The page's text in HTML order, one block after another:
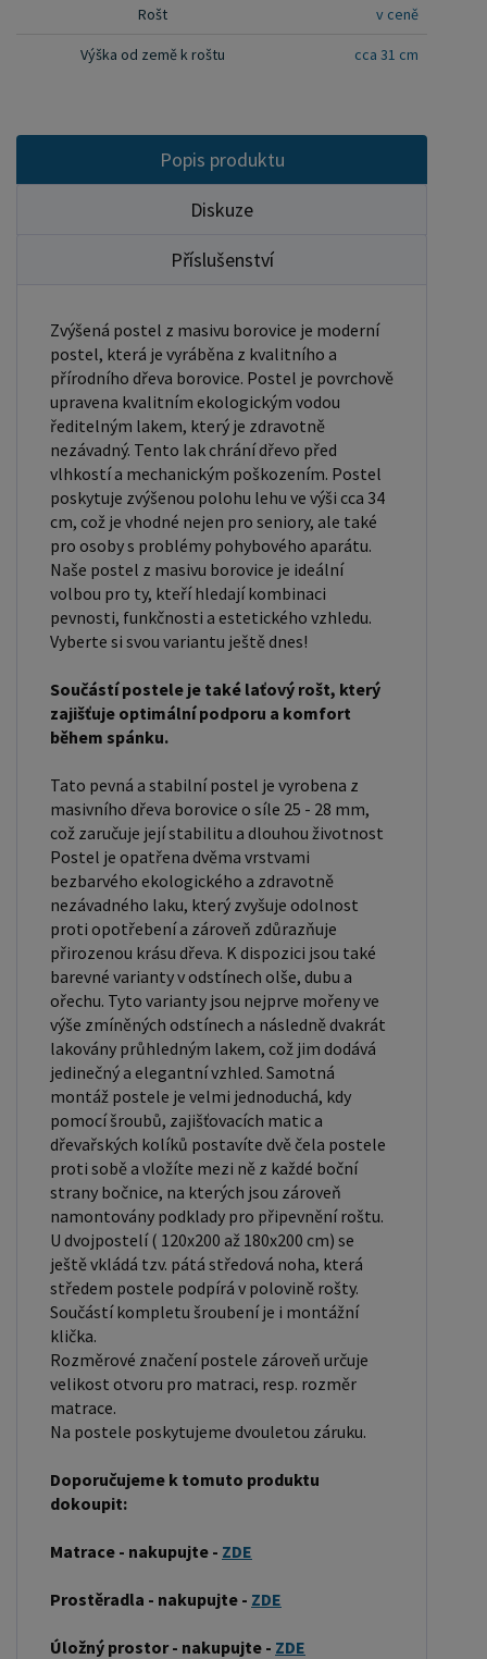
zajišťovacích matic a dřevařských kolíků postavíte
dvě čela postele proti sobě a vložíte mezi ně z
roštu. U dvojpostelí ( 120x200 až 180x200 cm) se
ještě vkládá tzv. pátá středová noha, která
středem postele podpírá v polovině rošty. Součástí
Rozměrové značení postele zároveň určuje
Na postele poskytujeme dvouletou záruku.
Doporučujeme k tomuto produktu dokoupit:
Matrace - nakupujte - ZDE Prostěradla - nakupujte
- ZDE Úložný prostor - nakupujte - ZDE Noční
stolky, komody atd. - nakupujte - ZDE Přikrývky,
polštáře, chrániče, toppery - nakupujte - ZDE
Rozměry postele: Rozměry postele jsou klíčové
pro pohodlí a funkčnost ložnice. Výška postele by
měla být taková, abyste mohli snadno vstávat a
lehat. Rozměry postele mohou ovlivnit celkový
vzhled a funkčnost vaší ložnice. V naší nabídce
naleznete i postele zvýšené. To je obzvláště
pohyblivostí. Rozměry postele 80x200 cm a
90x200 cm jsou obecně považovány za standardní
pro jednotlivce a najdou uplatnění v ložnici,
studentském pokoji, pokoji pro hosty a dalších
pokojích. Námi nabízené postele, lze doplnit
matrací, nočními stolky, komodou, skříní i úložným
prostorem. Postele o rozměru 120x200 cm a
140x200 cm jsou považovány za velmi komfortní
jednolůžka. Tento rozměr postele je ideální pro
jednotlivce, kteří hledají více prostoru než
standardní jednolůžko nabízí. Rozměry postele
160x200 cm a 180x200 cm jsou považovány za
standardní pro dvoulůžkovou postel. Před
nákupem postele se ujistěte, že máte dostatek
místa ve své ložnici. Materiál postele: Masiv
borovice je typ dřeva, který je známý svou dobrou
pevností a dlouhou trvanlivostí. Borovicové dřevo
se řadí mezi měkké dřeviny. Je o malinko tvrdší
než masivní smrk, ale lépe se opracovává.
Borovicové dřevo vyniká krásnou barvou a
okouzlující kresbou. Má světlou barvu, která díky
obsahu jádra místy přechází až do oranžovo
hnědého nebo načervenalého odstínu. Tento
materiál je často používán v nábytkářství,
například pro výrobu postelí nebo knihoven.
přírodní vzhled a trvanlivost. Typ postele: Klasická
postel je typ postele, který se skládá ze tří
základních částí: rámu, roštu a matrace. Rám
včetně dřeva, kovu nebo laminátu. Do rámu se
vkládá rošt. Matrace je položena na rošt a může
Rošt v ceně
Výška od země k roštu cca 31 cm
Popis produktu
Diskuze
Příslušenství
Zvýšená postel z masivu borovice je moderní
postel, která je vyráběna z kvalitního a
přírodního dřeva borovice. Postel je povrchově
upravena kvalitním ekologickým vodou
ředitelným lakem, který je zdravotně
nezávadný. Tento lak chrání dřevo před
vlhkostí a mechanickým poškozením. Postel
poskytuje zvýšenou polohu lehu ve výši cca 34
cm, což je vhodné nejen pro seniory, ale také
pro osoby s problémy pohybového aparátu.
Naše postel z masivu borovice je ideální
volbou pro ty, kteří hledají kombinaci
pevnosti, funkčnosti a estetického vzhledu.
Vyberte si svou variantu ještě dnes!
Součástí postele je také laťový rošt, který
zajišťuje optimální podporu a komfort
během spánku.
Tato pevná a stabilní postel je vyrobena z
masivního dřeva borovice o síle 25 - 28 mm,
což zaručuje její stabilitu a dlouhou životnost
Postel je opatřena dvěma vrstvami
bezbarvého ekologického a zdravotně
nezávadného laku, který zvyšuje odolnost
proti opotřebení a zároveň zdůrazňuje
přirozenou krásu dřeva. K dispozici jsou také
barevné varianty v odstínech olše, dubu a
ořechu. Tyto varianty jsou nejprve mořeny ve
výše zmíněných odstínech a následně dvakrát
lakovány průhledným lakem, což jim dodává
jedinečný a elegantní vzhled. Samotná
montáž postele je velmi jednoduchá, kdy
pomocí šroubů, zajišťovacích matic a
dřevařských kolíků postavíte dvě čela postele
proti sobě a vložíte mezi ně z každé boční
strany bočnice, na kterých jsou zároveň
namontovány podklady pro připevnění roštu.
U dvojpostelí ( 120x200 až 180x200 cm) se
ještě vkládá tzv. pátá středová noha, která
středem postele podpírá v polovině rošty.
Součástí kompletu šroubení je i montážní
klička.
Rozměrové značení postele zároveň určuje
velikost otvoru pro matraci, resp. rozměr
matrace.
Na postele poskytujeme dvouletou záruku.
Doporučujeme k tomuto produktu
dokoupit:
Matrace - nakupujte - ZDE
Prostěradla - nakupujte - ZDE
Úložný prostor - nakupujte - ZDE